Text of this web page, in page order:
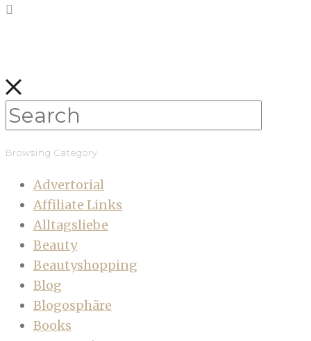
Browsing Category
Advertorial
Affiliate Links
Alltagsliebe
Beauty
Beautyshopping
Blog
Blogosphäre
Books